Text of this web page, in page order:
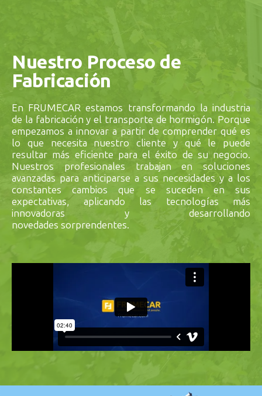
Nuestro Proceso de
Fabricación
En FRUMECAR estamos transformando la industria
de la fabricación y el transporte de hormigón. Porque
empezamos a innovar a partir de comprender qué es
lo que necesita nuestro cliente y qué le puede
resultar más eficiente para el éxito de su negocio.
Nuestros profesionales trabajan en soluciones
avanzadas para anticiparse a sus necesidades y a los
constantes cambios que se suceden en sus
expectativas, aplicando las tecnologías más
innovadoras y desarrollando
novedades sorprendentes.